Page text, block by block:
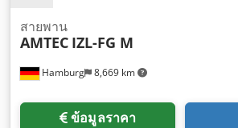
Hamburg 8,669 km
สายพาน
AMTEC IZL-FG M
ข้อมูลราคา